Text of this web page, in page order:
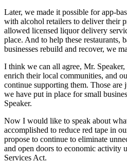
Later, we made it possible for app-
with alcohol retailers to deliver their
allowed licensed liquor delivery
place. And to help these restaurants,
businesses rebuild and recover, we
I think we can all agree, Mr. Speaker,
enrich their local communities, and
continue supporting them. Those are
we have put in place for small
Speaker.
Now I would like to speak about
accomplished to reduce red tape in
propose to continue to eliminate
and open doors to economic activity
Services Act.